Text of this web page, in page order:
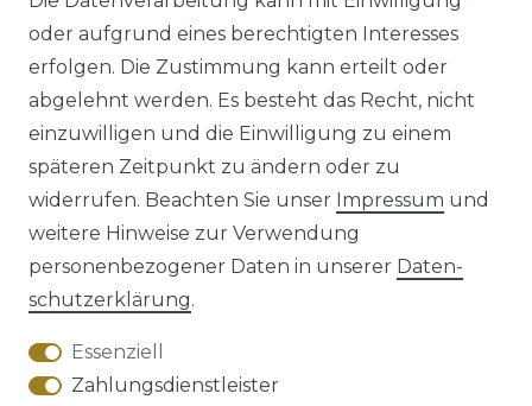
Impressum Daten­schutz­erklärung
AGB Barrierefreiheitserklärung
oder aufgrund eines berechtigten Interesses
erfolgen. Die Zustimmung kann erteilt oder
abgelehnt werden. Es besteht das Recht, nicht
einzuwilligen und die Einwilligung zu einem
späteren Zeitpunkt zu ändern oder zu
widerrufen. Beachten Sie unser Impressum und
weitere Hinweise zur Verwendung
personenbezogener Daten in unserer Daten­
schutz­erklärung.
Essenziell
Zahlungsdienstleister